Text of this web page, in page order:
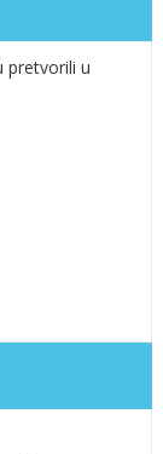
pretvorili u